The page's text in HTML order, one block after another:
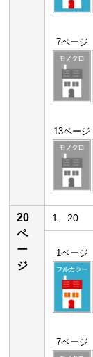
7ページ
13ページ
20
ペ
ー
ジ
1、20
1ページ
7ページ